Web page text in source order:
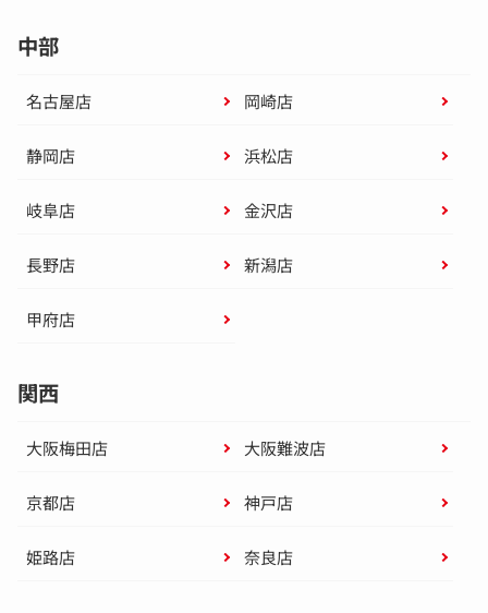
中部
名古屋店 岡崎店
静岡店 浜松店
岐阜店 金沢店
長野店 新潟店
甲府店
関西
大阪梅田店 大阪難波店
京都店 神戸店
姫路店 奈良店